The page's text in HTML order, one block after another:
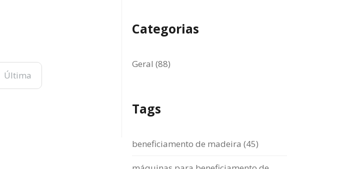
Última
Categorias
Geral (88)
Tags
beneficiamento de madeira (45)